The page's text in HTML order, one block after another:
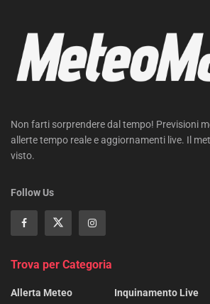
Non farti sorprendere dal tempo! Previsioni
allerte tempo reale e aggiornamenti live. Il
visto.
Follow Us
Trova per Categoria
Allerta Meteo
Inquinamento Live